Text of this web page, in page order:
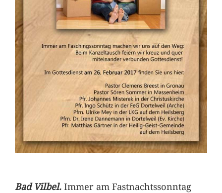
Bad Vilbel. Immer am Fastnachtssonntag